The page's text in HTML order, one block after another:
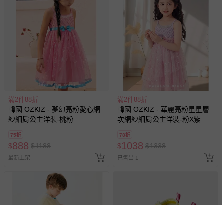
滿2件88折
韓國 OZKIZ - 夢幻亮粉愛心網
紗細肩公主洋裝-桃粉
75折
$888 $1188
最新上架
滿2件88折
韓國 OZKIZ - 華麗亮粉星星層
次網紗細肩公主洋裝-粉X紫
78折
$1038 $1338
已售出 1